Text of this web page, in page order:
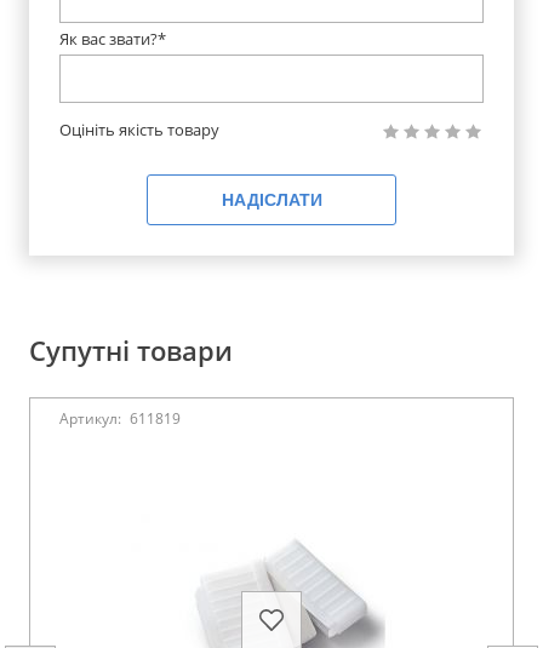
Як вас звати?*
Оцініть якість товару
НАДІСЛАТИ
Супутні товари
Артикул: 611819